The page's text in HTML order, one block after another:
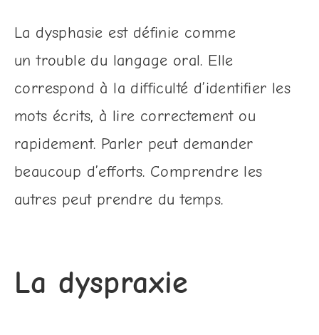
La dysphasie est définie comme
un trouble du langage oral. Elle
correspond à la difficulté d’identifier les
mots écrits, à lire correctement ou
rapidement. Parler peut demander
beaucoup d’efforts. Comprendre les
autres peut prendre du temps.
La dyspraxie